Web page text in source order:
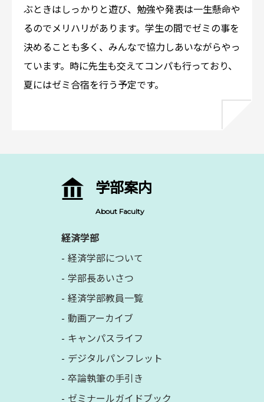
ぶときはしっかりと遊び、勉強や発表は一生懸命や
るのでメリハリがあります。学生の間でゼミの事を
決めることも多く、みんなで協力しあいながらやっ
ています。時に先生も交えてコンパも行っており、
夏にはゼミ合宿を行う予定です。
学部案内
About Faculty
経済学部
経済学部について
学部長あいさつ
経済学部教員一覧
動画アーカイブ
キャンパスライフ
デジタルパンフレット
卒論執筆の手引き
ゼミナールガイドブック